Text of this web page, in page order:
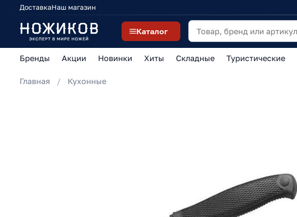
ДоставкаНаш магазин
Каталог
Бренды Акции Новинки Хиты Складные Туристические
Главная Кухонные